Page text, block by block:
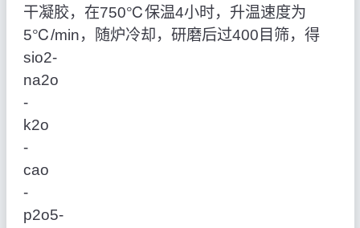
干凝胶，在750℃保温4小时，升温速度为
5℃/min，随炉冷却，研磨后过400目筛，得
sio2‑
na2o
‑
k2o
‑
cao
‑
p2o5‑